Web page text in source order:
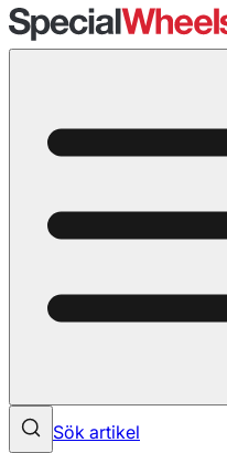
Sök artikel